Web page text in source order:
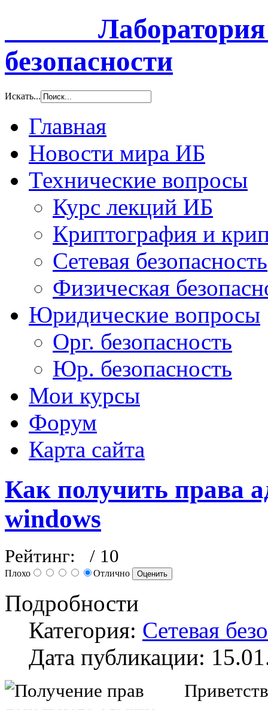
Лаборатория
безопасности
Искать...
Главная
Новости мира ИБ
Технические вопросы
Курс лекций ИБ
Криптография и
Сетевая безопасность
Физическая
Юридические вопросы
Орг. безопасность
Юр. безопасность
Мои курсы
Форум
Карта сайта
Как получить права
windows
Рейтинг: / 10
Плохо Отлично
Подробности
Категория: Сетевая
Дата публикации: